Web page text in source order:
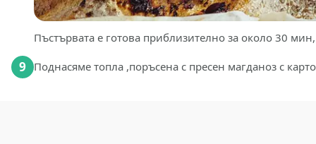
Пъстървата е готова приблизително за около 30
9 Поднасяме топла ,поръсена с пресен магданоз с